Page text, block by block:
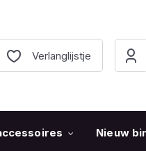
Verlanglijstje
Nieuw